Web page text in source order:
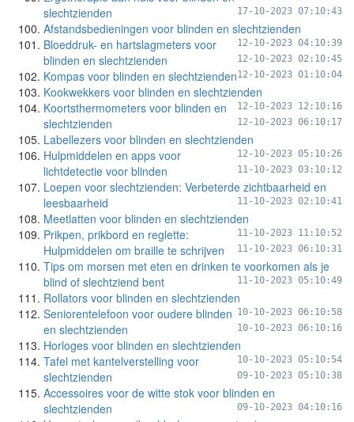
slechtzienden
17-10-2023 07:10:43
Afstandsbedieningen voor blinden en slechtzienden
12-10-2023 04:10:39
Bloeddruk- en hartslagmeters voor
blinden en slechtzienden
12-10-2023 02:10:45
Kompas voor blinden en slechtzienden12-10-2023 01:10:04
Kookwekkers voor blinden en slechtzienden
12-10-2023 12:10:16
Koortsthermometers voor blinden en
slechtzienden
12-10-2023 06:10:17
Labellezers voor blinden en slechtzienden
12-10-2023 05:10:26
Hulpmiddelen en apps voor
lichtdetectie voor blinden
11-10-2023 03:10:12
Loepen voor slechtzienden: Verbeterde zichtbaarheid en
leesbaarheid
11-10-2023 02:10:41
Meetlatten voor blinden en slechtzienden
11-10-2023 11:10:52
Prikpen, prikbord en reglette:
Hulpmiddelen om braille te schrijven
11-10-2023 06:10:31
Tips om morsen met eten en drinken te voorkomen als je
blind of slechtziend bent
11-10-2023 05:10:49
Rollators voor blinden en slechtzienden
10-10-2023 06:10:58
Seniorentelefoon voor oudere blinden
en slechtzienden
10-10-2023 06:10:16
Horloges voor blinden en slechtzienden
10-10-2023 05:10:54
Tafel met kantelverstelling voor
slechtzienden
09-10-2023 05:10:38
Accessoires voor de witte stok voor blinden en
slechtzienden
09-10-2023 04:10:16